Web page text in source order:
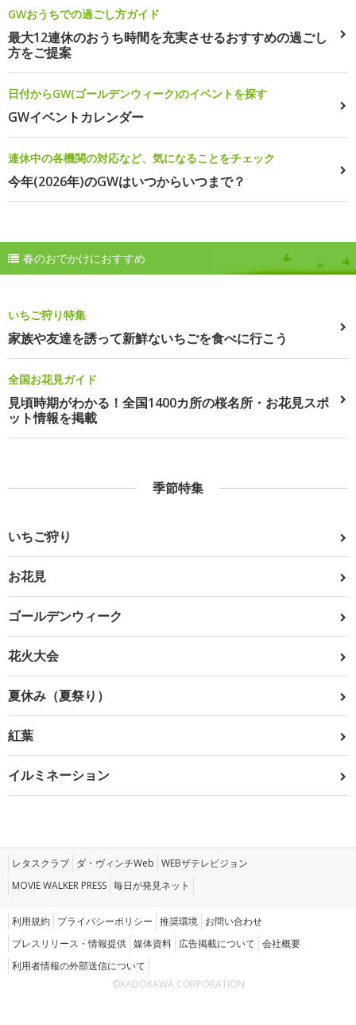
GWおうちでの過ごし方ガイド
最大12連休のおうち時間を充実させるおすすめの過ごし
方をご提案
日付からGW(ゴールデンウィーク)のイベントを探す
GWイベントカレンダー
連休中の各機関の対応など、気になることをチェック
今年(2026年)のGWはいつからいつまで？
春のおでかけにおすすめ
いちご狩り特集
家族や友達を誘って新鮮ないちごを食べに行こう
全国お花見ガイド
見頃時期がわかる！全国1400カ所の桜名所・お花見スポ
ット情報を掲載
季節特集
いちご狩り
お花見
ゴールデンウィーク
花火大会
夏休み（夏祭り）
紅葉
イルミネーション
レタスクラブ ダ・ヴィンチWeb WEBザテレビジョン
MOVIE WALKER PRESS 毎日が発見ネット
利用規約 プライバシーポリシー 推奨環境 お問い合わせ
プレスリリース・情報提供 媒体資料 広告掲載について 会社概要
利用者情報の外部送信について
©KADOKAWA CORPORATION